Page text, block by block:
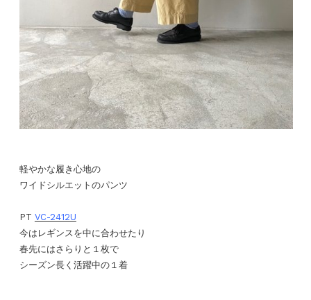
軽やかな履き心地の
ワイドシルエットのパンツ
PT VC-2412U
今はレギンスを中に合わせたり
春先にはさらりと１枚で
シーズン長く活躍中の１着